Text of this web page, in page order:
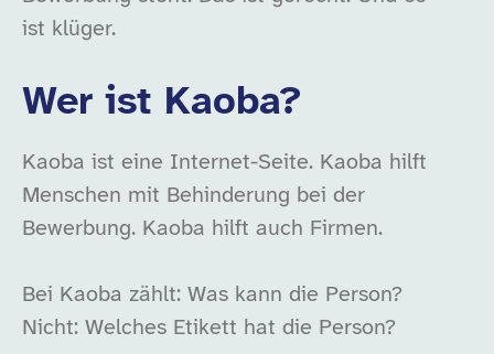
ist klüger.
Wer ist Kaoba?
Kaoba ist eine Internet-Seite. Kaoba hilft
Menschen mit Behinderung bei der
Bewerbung. Kaoba hilft auch Firmen.
Bei Kaoba zählt: Was kann die Person?
Nicht: Welches Etikett hat die Person?